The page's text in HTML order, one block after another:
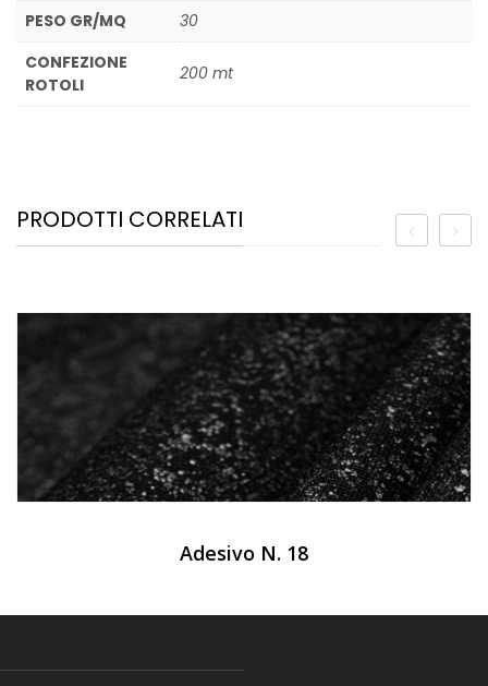
PESO GR/MQ
30
CONFEZIONE
ROTOLI
200 mt
PRODOTTI CORRELATI
Adesivo N. 18